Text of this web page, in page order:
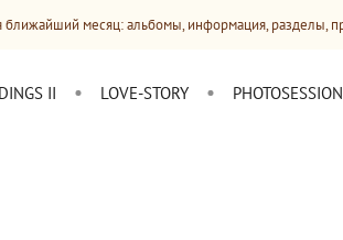
II LOVE-STORY PHOTOSESSION
альбомы, информация, разделы, прайсы